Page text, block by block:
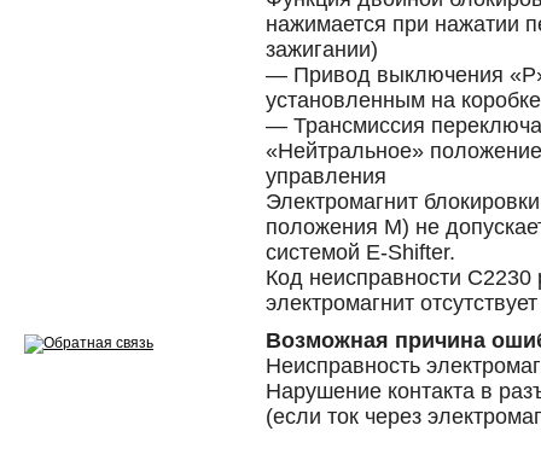
нажимается при нажатии
зажигании)
— Привод выключения
установленным на
— Трансмиссия
«Нейтральное»
управления
Электромагнит
положения M) не
системой E-Shifter.
Код неисправности C2230
электромагнит
Возможная причина
Неисправность
Нарушение контакта в
(если ток через